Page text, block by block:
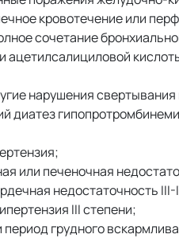
кровотечение или
сочетание
ацетилсалициловой
нарушения свертывания
диатез
или печеночная
недостаточность
III степени;
грудного